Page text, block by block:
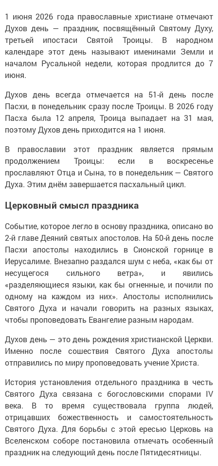
1 июня 2026 года православные христиане отмечают
Духов день — праздник, посвящённый Святому Духу,
третьей ипостаси Святой Троицы. В народном
календаре этот день называют именинами Земли и
началом Русальной недели, которая продлится до 7
июня.
Духов день всегда отмечается на 51-й день после
Пасхи, в понедельник сразу после Троицы. В 2026 году
Пасха была 12 апреля, Троица выпадает на 31 мая,
поэтому Духов день приходится на 1 июня.
В православии этот праздник является прямым
продолжением Троицы: если в воскресенье
прославляют Отца и Сына, то в понедельник — Святого
Духа. Этим днём завершается пасхальный цикл.
Церковный смысл праздника
Событие, которое легло в основу праздника, описано во
2-й главе Деяний святых апостолов. На 50-й день после
Пасхи апостолы находились в Сионской горнице в
Иерусалиме. Внезапно раздался шум с неба, «как бы от
несущегося сильного ветра», и явились
«разделяющиеся языки, как бы огненные, и почили по
одному на каждом из них». Апостолы исполнились
Святого Духа и начали говорить на разных языках,
чтобы проповедовать Евангелие разным народам.
Духов день — это день рождения христианской Церкви.
Именно после сошествия Святого Духа апостолы
отправились по миру проповедовать учение Христа.
История установления отдельного праздника в честь
Святого Духа связана с богословскими спорами IV
века. В то время существовала группа людей,
отрицавших божественность и самостоятельность
Святого Духа. Для борьбы с этой ересью Церковь на
Вселенском соборе постановила отмечать особенный
праздник на следующий день после Пятидесятницы.